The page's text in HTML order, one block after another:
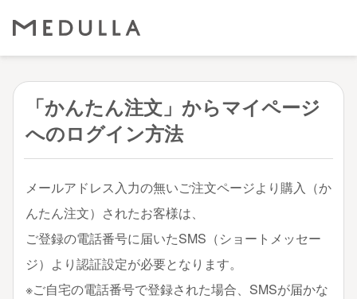
「かんたん注文」からマイページ
へのログイン方法
メールアドレス入力の無いご注文ページより購入（か
んたん注文）されたお客様は、
ご登録の電話番号に届いたSMS（ショートメッセー
ジ）より認証設定が必要となります。
※ご自宅の電話番号で登録された場合、SMSが届かな